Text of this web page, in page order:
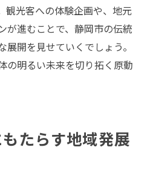
観光客への体験企画や、地元
が進むことで、静岡市の伝統
開を見せていくでしょう。
の明るい未来を切り拓く原動
たらす地域発展